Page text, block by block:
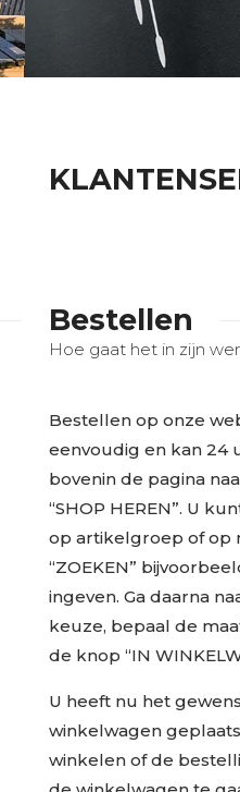
Bestellen
Hoe gaat het in zijn
Bestellen op onze
eenvoudig en kan 24
bovenin de pagina
“SHOP HEREN”. U
op artikelgroep of op
“ZOEKEN”
ingeven. Ga daarna
keuze, bepaal de
de knop “IN
U heeft nu het
winkelwagen
winkelen of de